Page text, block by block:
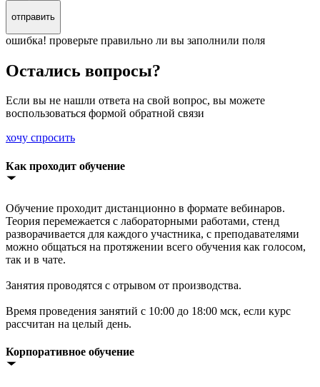
отправить
ошибка! проверьте правильно ли вы заполнили поля
Остались вопросы?
Если вы не нашли ответа на свой вопрос, вы можете
воспользоваться формой обратной связи
хочу спросить
Как проходит обучение
Обучение проходит дистанционно в формате вебинаров.
Теория перемежается с лабораторными работами, стенд
разворачивается для каждого участника, с преподавателями
можно общаться на протяжении всего обучения как голосом,
так и в чате.
Занятия проводятся с отрывом от производства.
Время проведения занятий с 10:00 до 18:00 мск, если курс
рассчитан на целый день.
Корпоративное обучение